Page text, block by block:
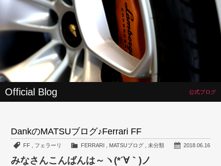
Official Blog 公式ブログ
DankのMATSUブログ♪Ferrari FF
2018.06.16
FERRARI MATSUブログ, 未分類
FF フェラーリ
みなさんこんばんは～ヽ(*´∀｀)ノ